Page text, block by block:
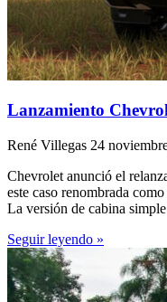
Lanzamiento
René Villegas 24
Chevrolet anunció el
este caso renombrada
La versión de cabina
Seguir leyendo »